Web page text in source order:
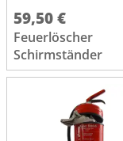
59,50 €
Feuerlöscher
Schirmständer